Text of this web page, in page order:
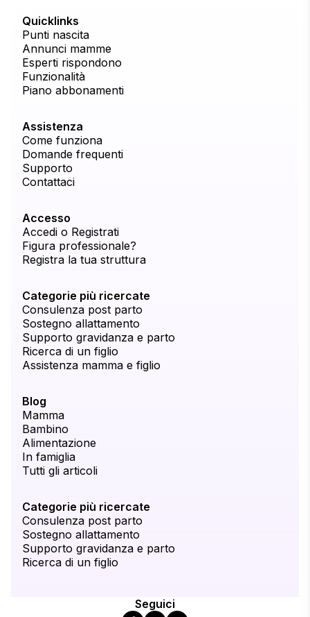
Quicklinks
Punti nascita
Annunci mamme
Esperti rispondono
Funzionalità
Piano abbonamenti
Assistenza
Come funziona
Domande frequenti
Supporto
Contattaci
Accesso
Accedi o Registrati
Figura professionale?
Registra la tua struttura
Categorie più ricercate
Consulenza post parto
Sostegno allattamento
Supporto gravidanza e parto
Ricerca di un figlio
Assistenza mamma e figlio
Blog
Mamma
Bambino
Alimentazione
In famiglia
Tutti gli articoli
Categorie più ricercate
Consulenza post parto
Sostegno allattamento
Supporto gravidanza e parto
Ricerca di un figlio
Seguici